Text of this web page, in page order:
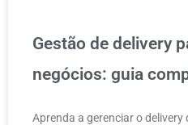
Gestão de delivery
negócios: guia
Aprenda a gerenciar o delivery